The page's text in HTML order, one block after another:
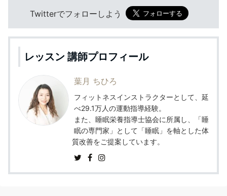
Twitterでフォローしよう
レッスン 講師プロフィール
葉月 ちひろ
フィットネスインストラクターとして、延
べ29.1万人の運動指導経験。
また、睡眠栄養指導士協会に所属し、「睡
眠の専門家」として「睡眠」を軸とした体
質改善をご提案しています。